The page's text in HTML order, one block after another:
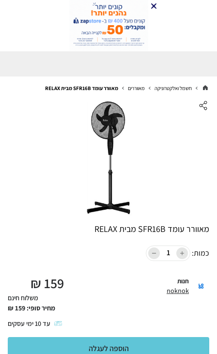
חשמל ואלקטרוניקה מאווררים מאוורר עומד SFR16B מבית RELAX
מאוורר עומד SFR16B מבית RELAX
כמות:
חנות
noknok
159
₪
משלוח חינם
מחיר סופי: 159
₪
עד10 ימי עסקים
הוספה לעגלה